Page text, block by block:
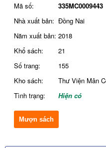
Mã số:
335MC0009443
Nhà xuất bản: Đồng Nai
Năm xuất bản: 2018
Khổ sách:
21
Số trang:
155
Kho sách:
Thư Viện Mân
Tình trạng:
Hiện có
Mượn sách